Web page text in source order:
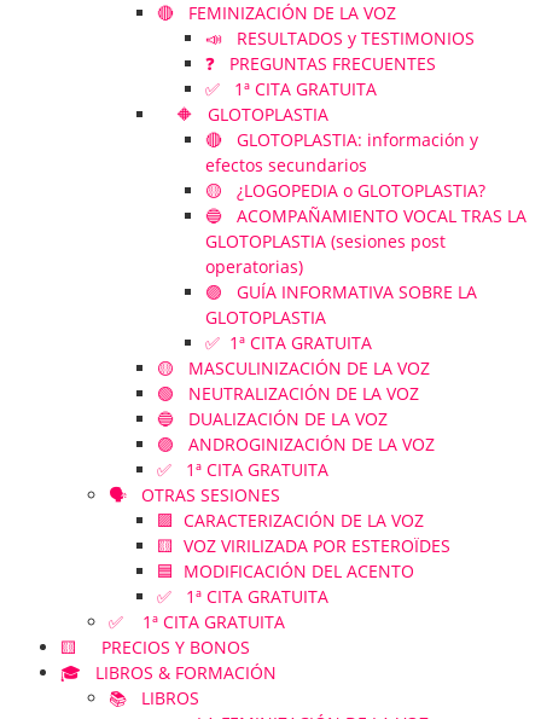
🔴 FEMINIZACIÓN DE LA VOZ
📣 RESULTADOS y TESTIMONIOS
❓ PREGUNTAS FRECUENTES
✅ 1ª CITA GRATUITA
🔶 GLOTOPLASTIA
🔴 GLOTOPLASTIA: información y
efectos secundarios
🟡 ¿LOGOPEDIA o GLOTOPLASTIA?
🔵 ACOMPAÑAMIENTO VOCAL TRAS LA
GLOTOPLASTIA (sesiones post
operatorias)
🟣 GUÍA INFORMATIVA SOBRE LA
GLOTOPLASTIA
✅ 1ª CITA GRATUITA
🟡 MASCULINIZACIÓN DE LA VOZ
🟢 NEUTRALIZACIÓN DE LA VOZ
🔵 DUALIZACIÓN DE LA VOZ
🟣 ANDROGINIZACIÓN DE LA VOZ
✅ 1ª CITA GRATUITA
🗣️ OTRAS SESIONES
🟪 CARACTERIZACIÓN DE LA VOZ
🟨 VOZ VIRILIZADA POR ESTEROÏDES
🟦 MODIFICACIÓN DEL ACENTO
✅ 1ª CITA GRATUITA
✅ 1ª CITA GRATUITA
🟨 PRECIOS Y BONOS
🎓 LIBROS & FORMACIÓN
📚 LIBROS